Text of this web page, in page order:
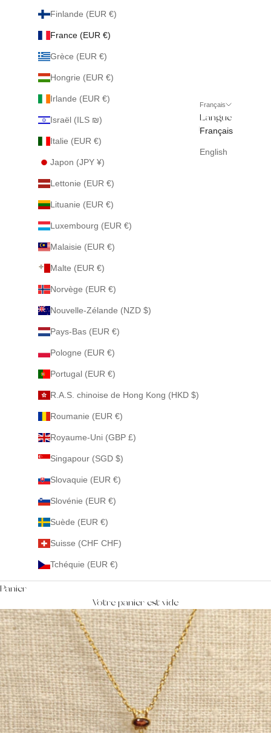
Finlande (EUR €)
France (EUR €)
Grèce (EUR €)
Hongrie (EUR €)
Irlande (EUR €)
Israël (ILS ₪)
Italie (EUR €)
Japon (JPY ¥)
Lettonie (EUR €)
Lituanie (EUR €)
Luxembourg (EUR €)
Malaisie (EUR €)
Malte (EUR €)
Norvège (EUR €)
Nouvelle-Zélande (NZD $)
Pays-Bas (EUR €)
Pologne (EUR €)
Portugal (EUR €)
R.A.S. chinoise de Hong Kong (HKD $)
Roumanie (EUR €)
Royaume-Uni (GBP £)
Singapour (SGD $)
Slovaquie (EUR €)
Slovénie (EUR €)
Suède (EUR €)
Suisse (CHF CHF)
Tchéquie (EUR €)
Français
Langue
Français
English
Panier
Votre panier est vide